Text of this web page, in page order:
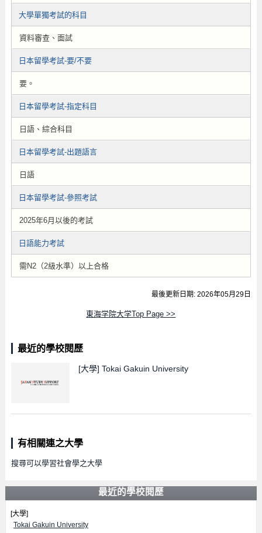
大學單獨考試的科目
資料審查、面試
日本留學考試-要/不要
要。
日本留學考試-指定科目
日語、綜合科目
日本留學考試-出題語言
日語
日本留學考試-參照考試
2025年6月以後的考試
日語能力考試
需N2（2級水準）以上合格
最後更新日期: 2026年05月29日
東海学院大学Top Page >>
最近的學校閱歷
[大學] Tokai Gakuin University
有相關連之大學
搜尋可以學習社會學之大學
最近的學校閱歷
[大學]
Tokai Gakuin University